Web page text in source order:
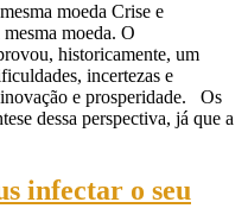
moeda Crise e
moeda. O
historicamente, um
incertezas e
e prosperidade. Os
dessa perspectiva, já que a
infectar o seu